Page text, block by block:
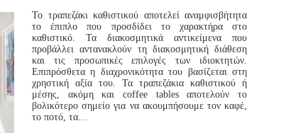
Το τραπεζάκι καθιστικού αποτελεί αναμφισβήτητα
το έπιπλο που προσδίδει το χαρακτήρα στο
καθιστικό. Τα διακοσμητικά αντικείμενα που
προβάλλει αντανακλούν τη διακοσμητική διάθεση
και τις προσωπικές επιλογές των ιδιοκτητών.
Επιπρόσθετα η διαχρονικότητα του βασίζεται στη
χρηστική αξία του. Τα τραπεζάκια καθιστικού ή
μέσης, ακόμη και coffee tables αποτελούν το
βολικότερο σημείο για να ακουμπήσουμε τον καφέ,
το ποτό, τα…